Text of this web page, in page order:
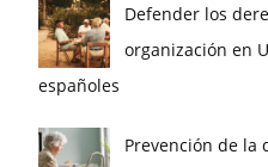
Defender los
organización en
españoles
Prevención de la